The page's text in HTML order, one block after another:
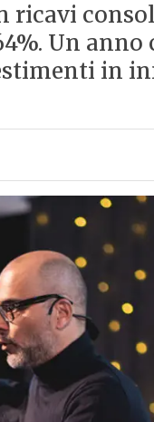
ricavi
Un
in